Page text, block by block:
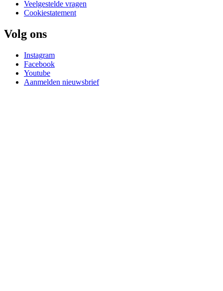
Veelgestelde vragen
Cookiestatement
Volg ons
Instagram
Facebook
Youtube
Aanmelden nieuwsbrief